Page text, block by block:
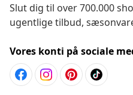
Slut dig til over 700.000
ugentlige tilbud,
Vores konti på sociale